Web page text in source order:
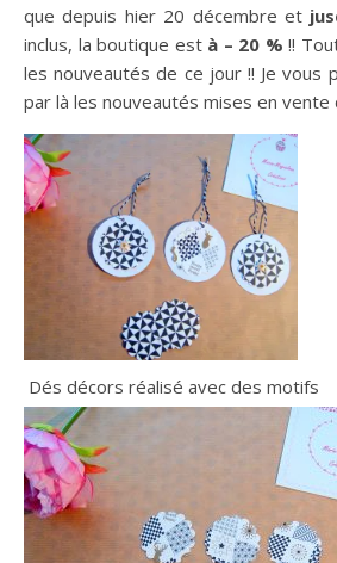
que depuis hier 20 décembre et
inclus, la boutique està – 20 % !!
les nouveautés de ce jour !! Je vous
par là les nouveautés mises en vente
Dés décors réalisé avec des motifs